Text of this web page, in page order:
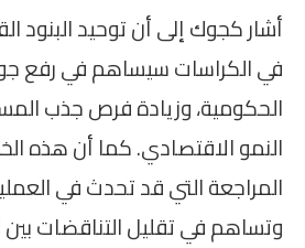
أشار كجوك إلى أن توحيد البنود
في الكراسات سيساهم في رفع
الحكومية، وزيادة فرص جذب
النمو الاقتصادي. كما أن هذه
المراجعة التي قد تحدث في
وتساهم في تقليل التناقضات بين